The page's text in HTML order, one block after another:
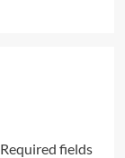
Required fields